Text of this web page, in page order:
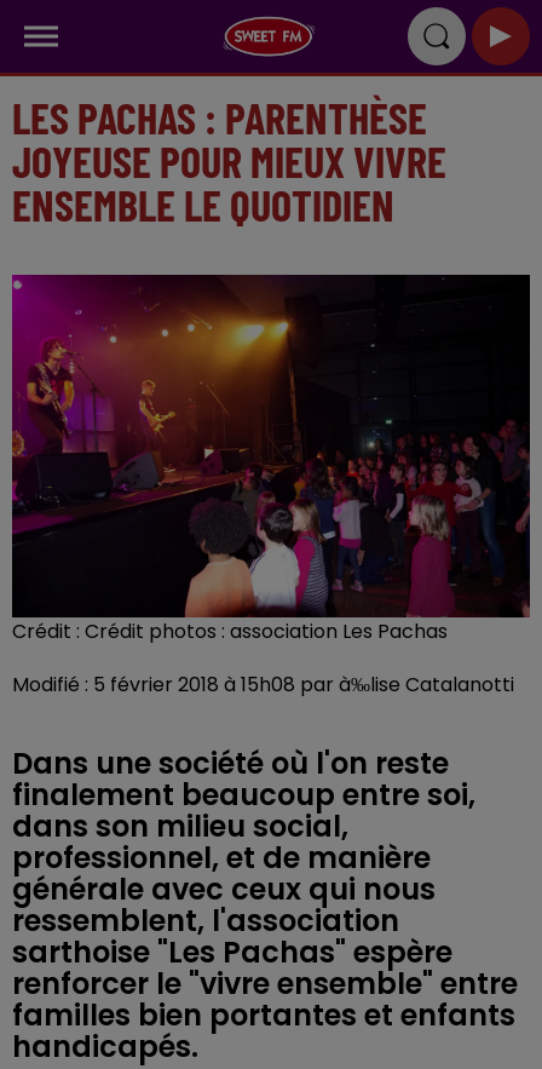
LES PACHAS : PARENTHÈSE
JOYEUSE POUR MIEUX VIVRE
ENSEMBLE LE QUOTIDIEN
Crédit : Crédit photos : association Les Pachas
Modifié : 5 février 2018 à 15h08 par à‰lise Catalanotti
Dans une société où l'on reste
finalement beaucoup entre soi,
dans son milieu social,
professionnel, et de manière
générale avec ceux qui nous
ressemblent, l'association
sarthoise "Les Pachas" espère
renforcer le "vivre ensemble" entre
familles bien portantes et enfants
handicapés.